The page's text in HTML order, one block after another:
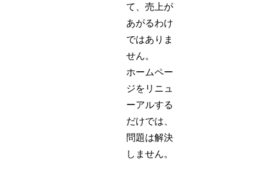
て、売上が
あがるわけ
ではありま
せん。
ホームペー
ジをリニュ
ーアルする
だけでは、
問題は解決
しません。